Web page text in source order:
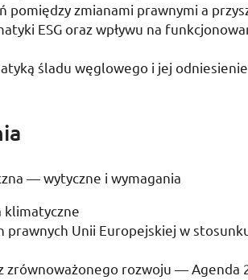
pomiędzy zmianami prawnymi a
ESGoraz wpływu na
śladu węglowego i jej
— wytyczne i wymagania
klimatyczne
prawnych Unii Europejskiej w
zrównoważonego rozwoju — Agenda